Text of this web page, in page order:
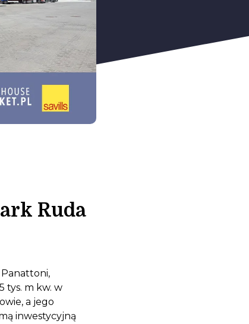
Ruda
tys. m kw. w
a jego
inwestycyjną